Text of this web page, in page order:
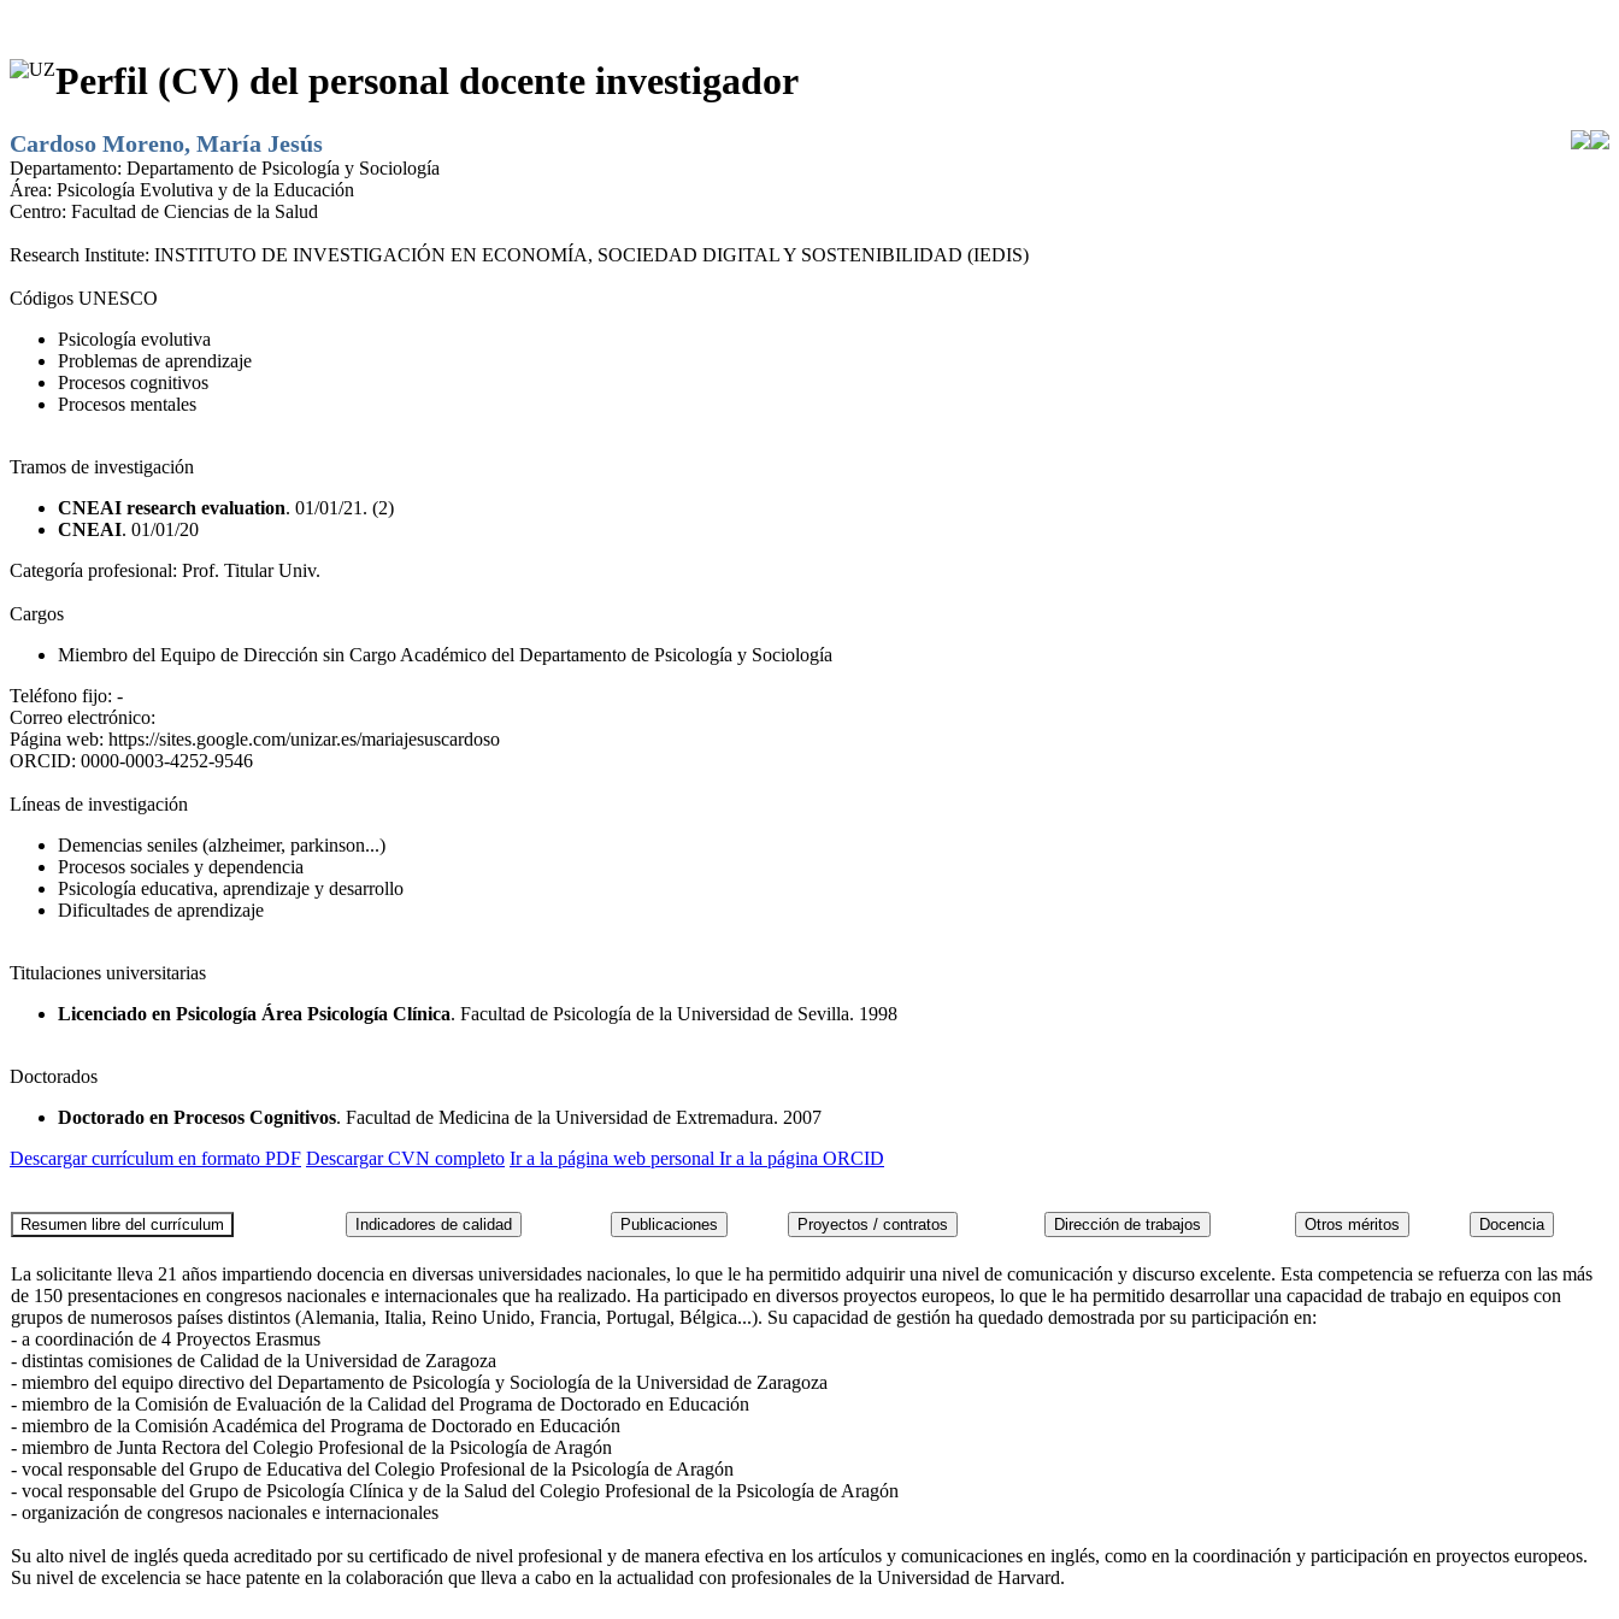
Perfil (CV) del personal docente investigador
Cardoso Moreno, María Jesús
Departamento: Departamento de Psicología y Sociología
Área: Psicología Evolutiva y de la Educación
Centro: Facultad de Ciencias de la Salud
Research Institute: INSTITUTO DE INVESTIGACIÓN EN ECONOMÍA, SOCIEDAD DIGITAL Y SOSTENIBILIDAD (IEDIS)
Códigos UNESCO
Psicología evolutiva
Problemas de aprendizaje
Procesos cognitivos
Procesos mentales
Tramos de investigación
CNEAI research evaluation. 01/01/21. (2)
CNEAI. 01/01/20
Categoría profesional: Prof. Titular Univ.
Cargos
Miembro del Equipo de Dirección sin Cargo Académico del Departamento de Psicología y Sociología
Teléfono fijo: -
Correo electrónico:
Página web: https://sites.google.com/unizar.es/mariajesuscardoso
ORCID: 0000-0003-4252-9546
Líneas de investigación
Demencias seniles (alzheimer, parkinson...)
Procesos sociales y dependencia
Psicología educativa, aprendizaje y desarrollo
Dificultades de aprendizaje
Titulaciones universitarias
Licenciado en Psicología Área Psicología Clínica. Facultad de Psicología de la Universidad de Sevilla. 1998
Doctorados
Doctorado en Procesos Cognitivos. Facultad de Medicina de la Universidad de Extremadura. 2007
Descargar currículum en formato PDF Descargar CVN completo Ir a la página web personal Ir a la página ORCID
La solicitante lleva 21 años impartiendo docencia en diversas universidades nacionales, lo que le ha permitido adquirir una nivel de comunicación y discurso excelente. Esta competencia se refuerza con las más
de 150 presentaciones en congresos nacionales e internacionales que ha realizado. Ha participado en diversos proyectos europeos, lo que le ha permitido desarrollar una capacidad de trabajo en equipos con
grupos de numerosos países distintos (Alemania, Italia, Reino Unido, Francia, Portugal, Bélgica...). Su capacidad de gestión ha quedado demostrada por su participación en:
- a coordinación de 4 Proyectos Erasmus
- distintas comisiones de Calidad de la Universidad de Zaragoza
- miembro del equipo directivo del Departamento de Psicología y Sociología de la Universidad de Zaragoza
- miembro de la Comisión de Evaluación de la Calidad del Programa de Doctorado en Educación
- miembro de la Comisión Académica del Programa de Doctorado en Educación
- miembro de Junta Rectora del Colegio Profesional de la Psicología de Aragón
- vocal responsable del Grupo de Educativa del Colegio Profesional de la Psicología de Aragón
- vocal responsable del Grupo de Psicología Clínica y de la Salud del Colegio Profesional de la Psicología de Aragón
- organización de congresos nacionales e internacionales
Su alto nivel de inglés queda acreditado por su certificado de nivel profesional y de manera efectiva en los artículos y comunicaciones en inglés, como en la coordinación y participación en proyectos europeos.
Su nivel de excelencia se hace patente en la colaboración que lleva a cabo en la actualidad con profesionales de la Universidad de Harvard.